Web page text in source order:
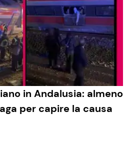
in Andalusia: almeno
per capire la causa